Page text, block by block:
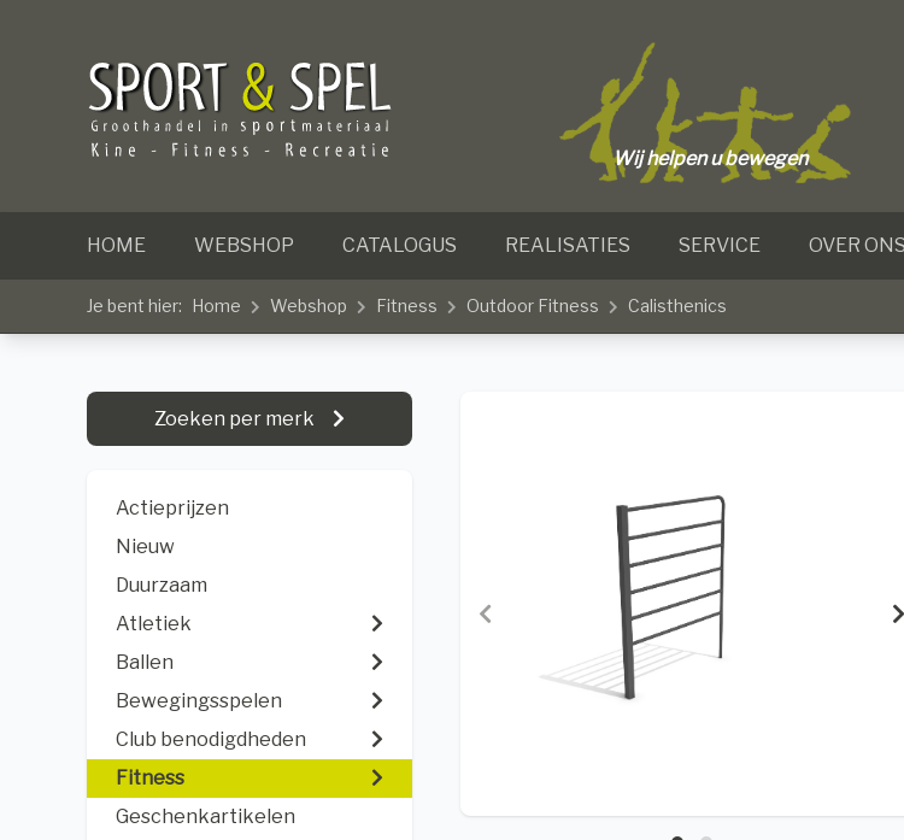
Wij helpen u bewegen
HOME WEBSHOP CATALOGUS REALISATIES SERVICE OVER ONS
Je bent hier: Home Webshop Fitness Outdoor Fitness Calisthenics
Zoeken per merk
Actieprijzen
Nieuw
Duurzaam
Atletiek
Ballen
Bewegingsspelen
Club benodigdheden
Fitness
Geschenkartikelen